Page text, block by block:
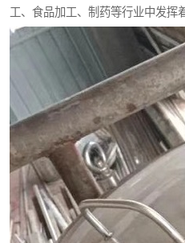
工、食品加工、制药等行业中发挥